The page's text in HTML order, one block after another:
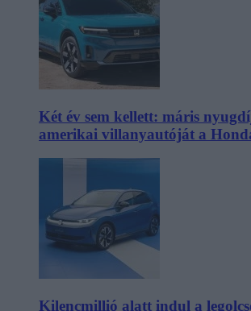
Két év sem kellett: máris
amerikai villanyautóját a
Kilencmillió alatt indul a